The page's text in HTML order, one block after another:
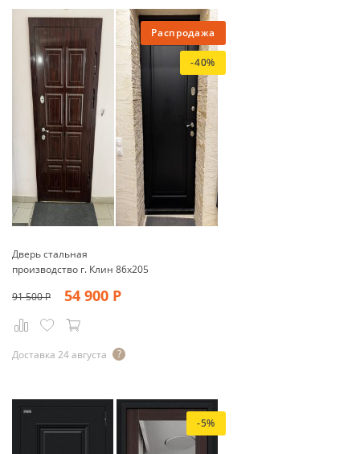
Распродажа
-40%
Дверь стальная
производство г. Клин 86х205
91 500Р 54 900 Р
Доставка 24 августа
-5%